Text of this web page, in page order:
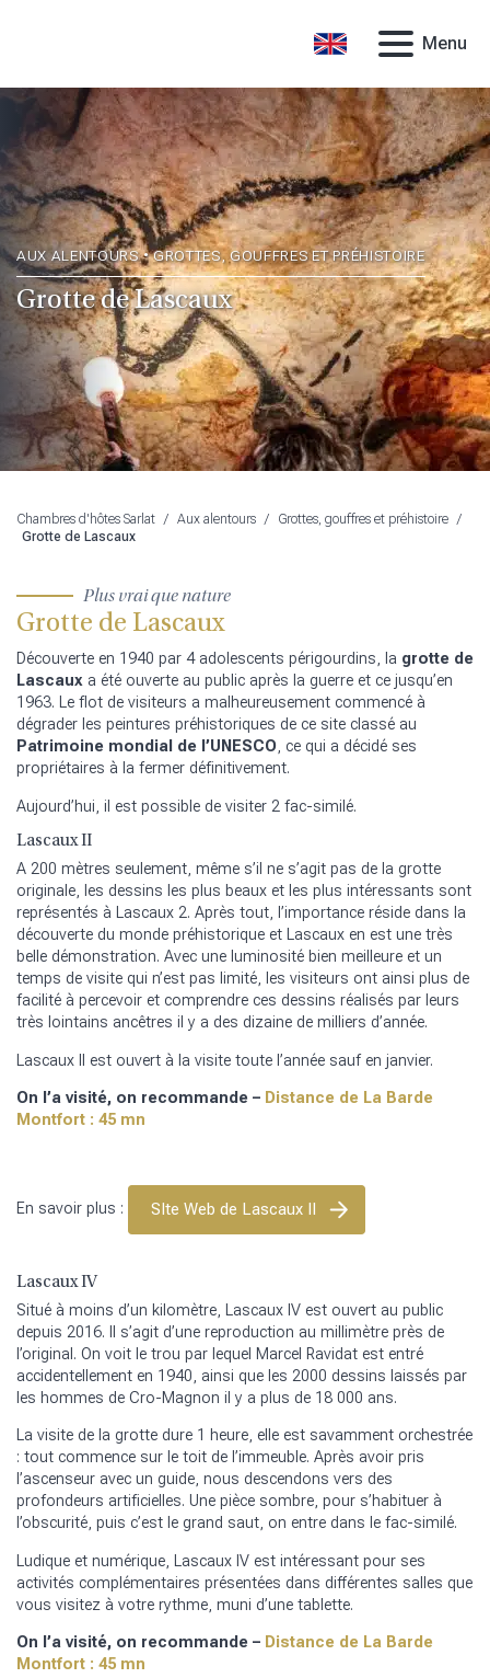
Menu
AUX ALENTOURS • GROTTES, GOUFFRES ET PRÉHISTOIRE
Grotte de Lascaux
Chambres d'hôtes Sarlat / Aux alentours / Grottes, gouffres et préhistoire /
Grotte de Lascaux
Plus vrai que nature
Grotte de Lascaux
Découverte en 1940 par 4 adolescents périgourdins, la grotte de
Lascaux a été ouverte au public après la guerre et ce jusqu’en
1963. Le flot de visiteurs a malheureusement commencé à
dégrader les peintures préhistoriques de ce site classé au
Patrimoine mondial de l’UNESCO, ce qui a décidé ses
propriétaires à la fermer définitivement.
Aujourd’hui, il est possible de visiter 2 fac-similé.
Lascaux II
A 200 mètres seulement, même s’il ne s’agit pas de la grotte
originale, les dessins les plus beaux et les plus intéressants sont
représentés à Lascaux 2. Après tout, l’importance réside dans la
découverte du monde préhistorique et Lascaux en est une très
belle démonstration. Avec une luminosité bien meilleure et un
temps de visite qui n’est pas limité, les visiteurs ont ainsi plus de
facilité à percevoir et comprendre ces dessins réalisés par leurs
très lointains ancêtres il y a des dizaine de milliers d’année.
Lascaux II est ouvert à la visite toute l’année sauf en janvier.
On l’a visité, on recommande – Distance de La Barde
Montfort : 45 mn
En savoir plus : SIte Web de Lascaux II
Lascaux IV
Situé à moins d’un kilomètre, Lascaux IV est ouvert au public
depuis 2016. Il s’agit d’une reproduction au millimètre près de
l’original. On voit le trou par lequel Marcel Ravidat est entré
accidentellement en 1940, ainsi que les 2000 dessins laissés par
les hommes de Cro-Magnon il y a plus de 18 000 ans.
La visite de la grotte dure 1 heure, elle est savamment orchestrée
: tout commence sur le toit de l’immeuble. Après avoir pris
l’ascenseur avec un guide, nous descendons vers des
profondeurs artificielles. Une pièce sombre, pour s’habituer à
l’obscurité, puis c’est le grand saut, on entre dans le fac-similé.
Ludique et numérique, Lascaux IV est intéressant pour ses
activités complémentaires présentées dans différentes salles que
vous visitez à votre rythme, muni d’une tablette.
On l’a visité, on recommande – Distance de La Barde
Montfort : 45 mn